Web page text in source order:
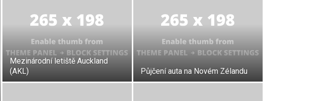
Mezinárodní letiště Auckland
(AKL)
Půjčení auta na Novém Zélandu